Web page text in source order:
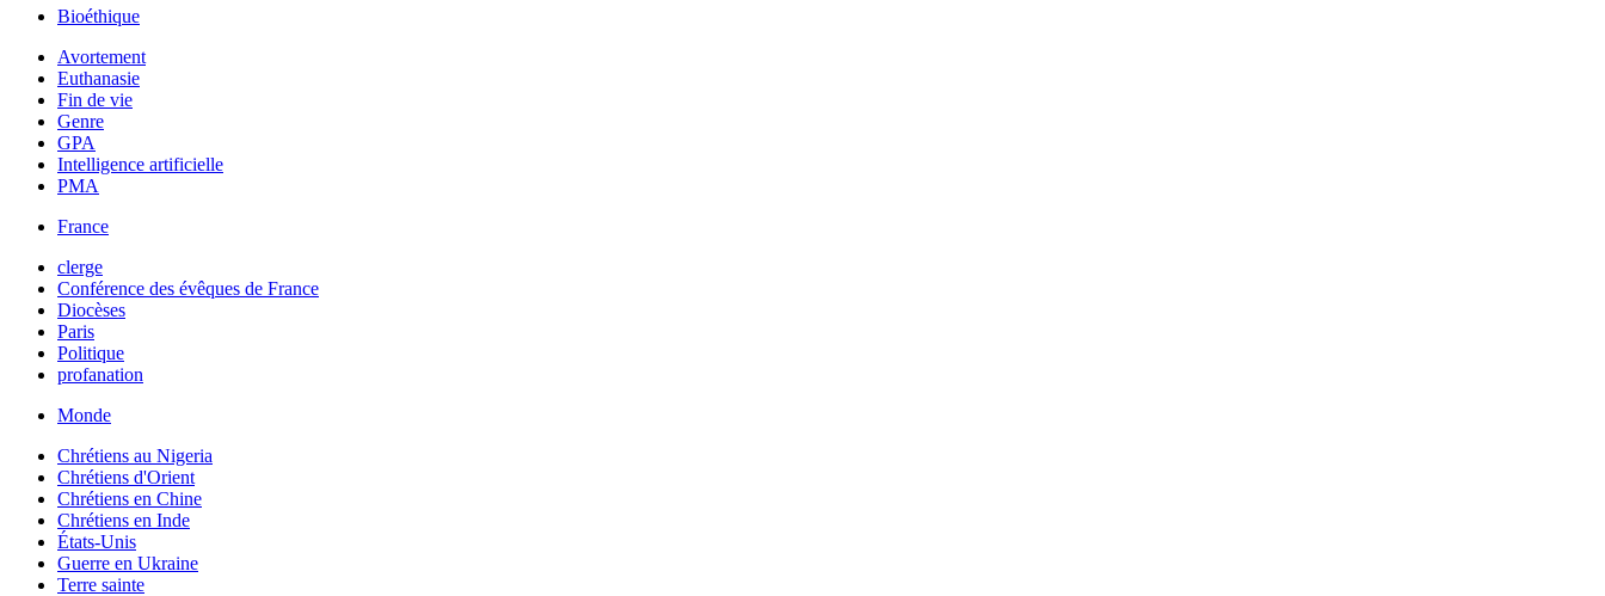
Bioéthique
Avortement
Euthanasie
Fin de vie
Genre
GPA
Intelligence artificielle
PMA
France
clerge
Conférence des évêques de France
Diocèses
Paris
Politique
profanation
Monde
Chrétiens au Nigeria
Chrétiens d'Orient
Chrétiens en Chine
Chrétiens en Inde
États-Unis
Guerre en Ukraine
Terre sainte